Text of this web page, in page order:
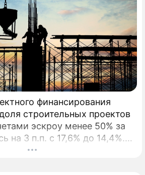
финансирования
строительных проектов
эскроу менее 50% за
на 3 п.п. с 17,6% до 14,4%. В
Банк ДОМ.